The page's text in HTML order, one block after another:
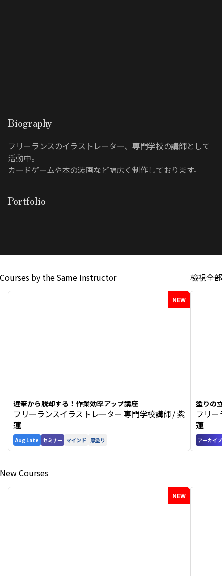
Biography
フリーランスのイラストレーター、専門学校の講師として
活動中。
カードゲームや本の装画など幅広く制作しております。
Portfolio
Courses by the Same Instructor 檢視全部
遅筆から脱却する！作業効率アップ講座
フリーランスイラストレーター 専門学校講師 / 紫
蓮
Aug Late セミナー マインド 厚塗り
NEW
塗りの
解説
フリ
蓮
アーカイブ
New Courses
NEW